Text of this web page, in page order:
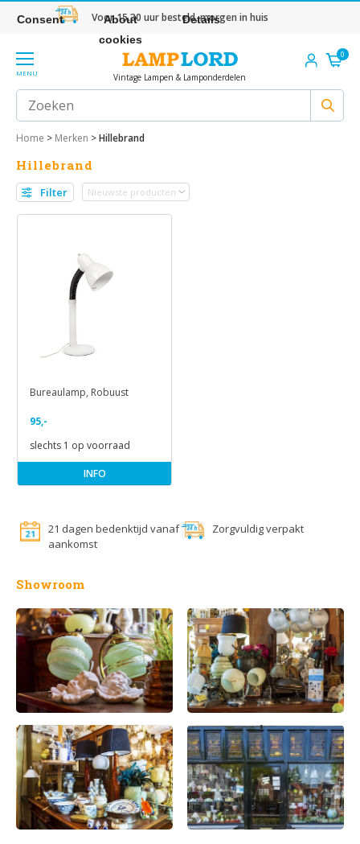
Voor 15.30 uur besteld, morgen in huis
MENU Vintage Lampen & Lamponderdelen
0
Home > Merken >Hillebrand
Hillebrand
Filter
Bureaulamp, Robuust
95,-
slechts 1 op voorraad
INFO
21 dagen bedenktijd vanaf
aankomst
Zorgvuldig verpakt
Showroom
Consent
About
cookies
Details